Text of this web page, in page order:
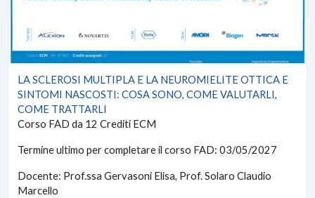
LA SCLEROSI MULTIPLA E LA NEUROMIELITE OTTICA E
SINTOMI NASCOSTI: COSA SONO, COME VALUTARLI,
COME TRATTARLI
Corso FAD da 12 Crediti ECM
Termine ultimo per completare il corso FAD: 03/05/2027
Docente: Prof.ssa Gervasoni Elisa, Prof. Solaro Claudio
Marcello